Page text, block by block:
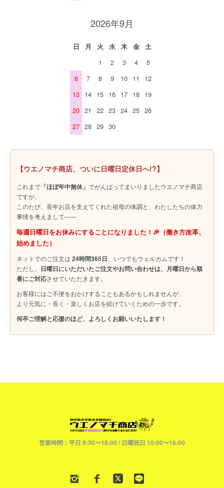
2026年9月
日 月 火 水 木 金
土
1
2 3 4
5
6
7 8 9 10 11
12
13 14 15 16 17 18 19
20 21 22 23 24 25 26
27 28 29 30
【ウエノマチ商店、ついに日曜日定休日へ!?】
これまで 「ほぼ年中無休」 でがんばってまいりましたウエノマチ商店
ですが、
このたび、長年お店を支えてくれた祖母の体調と、わたしたちの体力
事情を考えまして――
毎週日曜日をお休みにすることになりました！🎉（働き方改革、
始めました）
ネットでのご注文は 24時間365日 、いつでもウェルカムです！
ただし、
日曜日にいただいたご注文やお問い合わせは、月曜日から順
番にご対応させていただきます。
お客様にはご不便をおかけすることもあるかもしれませんが、
より元気に・長く・楽しくお店を続けていくための一歩です。
何卒ご理解と応援のほど、よろしくお願いいたします！
営業時間：平日 9:30〜18:00 / 日曜祝日 10:00〜18:00